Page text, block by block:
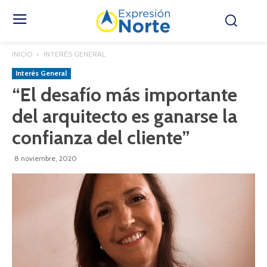
INICIO INTERÉS GENERAL
Interés General
“El desafío más importante
del arquitecto es ganarse la
confianza del cliente”
8 noviembre, 2020